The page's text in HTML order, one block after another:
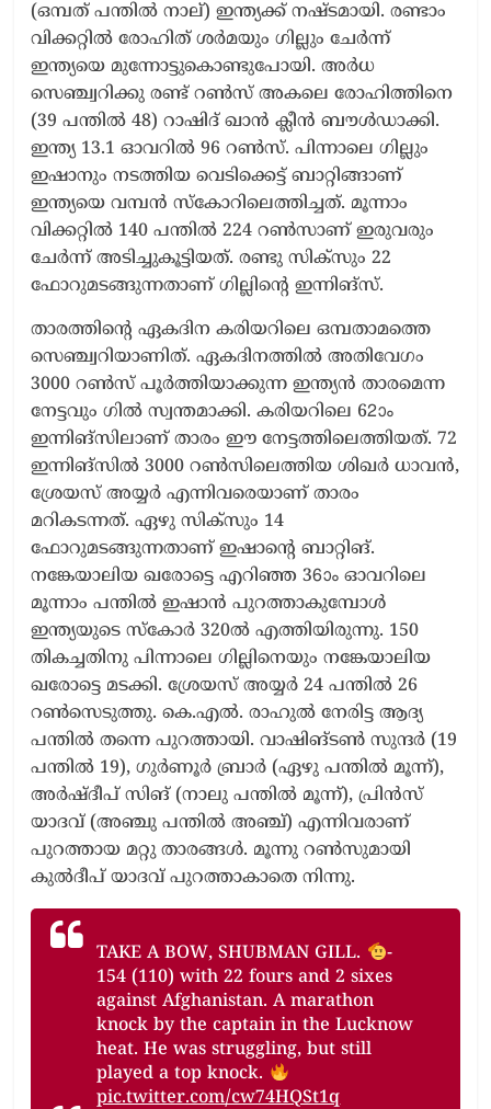
(ഒമ്പത് പന്തിൽ നാല്) ഇന്ത്യക്ക് നഷ്ടമായി. രണ്ടാം
വിക്കറ്റിൽ രോഹിത് ശർമയും ഗില്ലും ചേർന്ന്
ഇന്ത്യയെ മുന്നോട്ടുകൊണ്ടുപോയി. അർധ
സെഞ്ച്വറിക്കു രണ്ട് റൺസ് അകലെ രോഹിത്തിനെ
(39 പന്തിൽ 48) റാഷിദ് ഖാൻ ക്ലീൻ ബൗൾഡാക്കി.
ഇന്ത്യ 13.1 ഓവറിൽ 96 റൺസ്. പിന്നാലെ ഗില്ലും
ഇഷാനും നടത്തിയ വെടിക്കെട്ട് ബാറ്റിങ്ങാണ്
ഇന്ത്യയെ വമ്പൻ സ്കോറിലെത്തിച്ചത്. മൂന്നാം
വിക്കറ്റിൽ 140 പന്തിൽ 224 റൺസാണ് ഇരുവരും
ചേർന്ന് അടിച്ചുകൂട്ടിയത്. രണ്ടു സിക്സും 22
ഫോറുമടങ്ങുന്നതാണ് ഗില്ലിന്‍റെ ഇന്നിങ്സ്.
താരത്തിന്‍റെ ഏകദിന കരിയറിലെ ഒമ്പതാമത്തെ
സെഞ്ച്വറിയാണിത്. ഏകദിനത്തിൽ അതിവേഗം
3000 റൺസ് പൂർത്തിയാക്കുന്ന ഇന്ത്യൻ താരമെന്ന
നേട്ടവും ഗിൽ സ്വന്തമാക്കി. കരിയറിലെ 62ാം
ഇന്നിങ്സിലാണ് താരം ഈ നേട്ടത്തിലെത്തിയത്. 72
ഇന്നിങ്സിൽ 3000 റൺസിലെത്തിയ ശിഖർ ധാവൻ,
ശ്രേയസ് അയ്യർ എന്നിവരെയാണ് താരം
മറികടന്നത്. ഏഴു സിക്സും 14
ഫോറുമടങ്ങുന്നതാണ് ഇഷാന്‍റെ ബാറ്റിങ്.
നങ്കേയാലിയ ഖരോട്ടെ എറിഞ്ഞ 36ാം ഓവറിലെ
മൂന്നാം പന്തിൽ ഇഷാൻ പുറത്താകുമ്പോൾ
ഇന്ത്യയുടെ സ്കോർ 320ൽ എത്തിയിരുന്നു. 150
തികച്ചതിനു പിന്നാലെ ഗില്ലിനെയും നങ്കേയാലിയ
ഖരോട്ടെ മടക്കി. ശ്രേയസ് അയ്യർ 24 പന്തിൽ 26
റൺസെടുത്തു. കെ.എൽ. രാഹുൽ നേരിട്ട ആദ്യ
പന്തിൽ തന്നെ പുറത്തായി. വാഷിങ്ടൺ സുന്ദർ (19
പന്തിൽ 19), ഗുർണൂർ ബ്രാർ (ഏഴു പന്തിൽ മൂന്ന്),
അർഷ്ദീപ് സിങ് (നാലു പന്തിൽ മൂന്ന്), പ്രിൻസ്
യാദവ് (അഞ്ചു പന്തിൽ അഞ്ച്) എന്നിവരാണ്
പുറത്തായ മറ്റു താരങ്ങൾ. മൂന്നു റൺസുമായി
കുൽദീപ് യാദവ് പുറത്താകാതെ നിന്നു.
TAKE A BOW, SHUBMAN GILL.
-
154 (110) with 22 fours and 2 sixes
against Afghanistan. A marathon
knock by the captain in the Lucknow
heat. He was struggling, but still
played a top knock.
pic.twitter.com/cw74HQSt1q